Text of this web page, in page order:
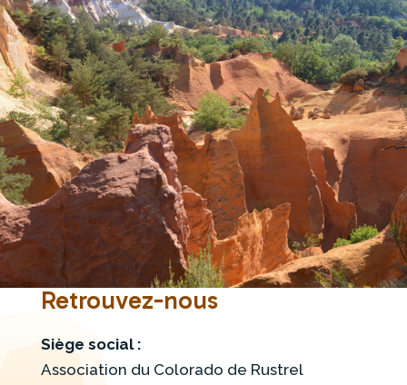
Retrouvez-nous
Siège social :
Association du Colorado de Rustrel